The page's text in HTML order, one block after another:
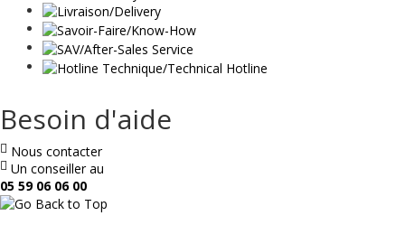
Besoin d'aide
Nous contacter
Un conseiller au
05 59 06 06 00